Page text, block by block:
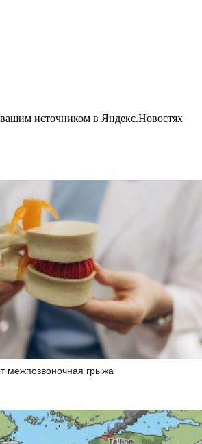
источником в Яндекс.Новостях
межпозвоночная грыжа